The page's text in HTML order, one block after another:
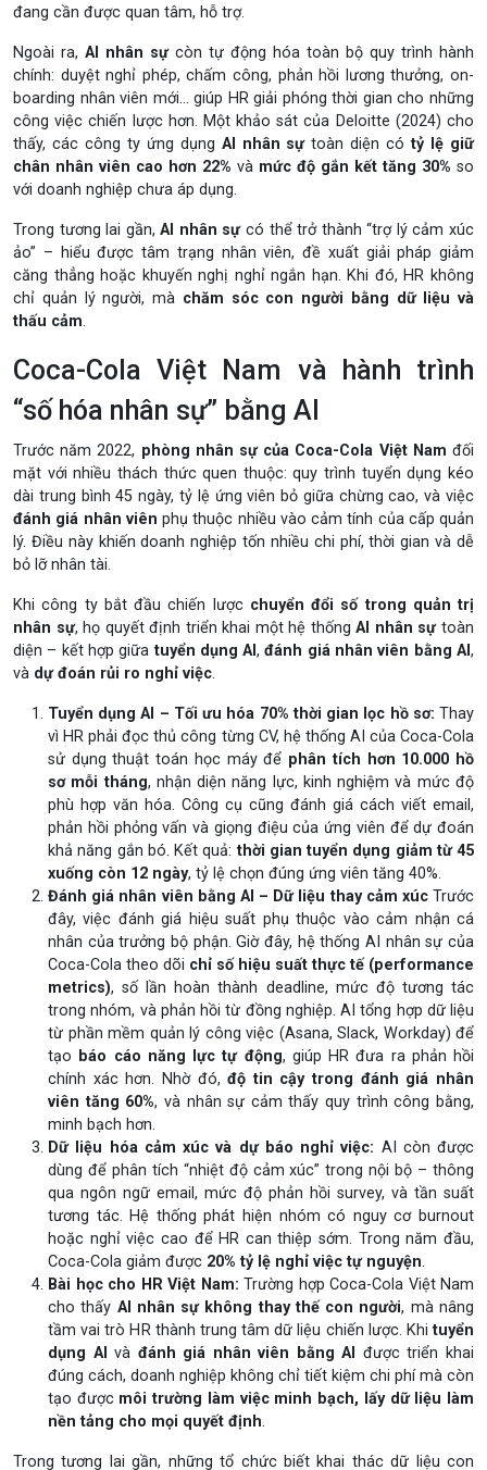
đang cần được quan tâm, hỗ trợ.
Ngoài ra, AI nhân sựcòn tự động hóa toàn bộ quy trình hành
chính: duyệt nghỉ phép, chấm công, phản hồi lương thưởng, on-
boarding nhân viên mới… giúp HR giải phóng thời gian cho những
công việc chiến lược hơn. Một khảo sát của Deloitte (2024) cho
thấy, các công ty ứng dụng AI nhân sựtoàn diện cótỷ lệ giữ
chân nhân viên cao hơn 22% và mức độ gắn kết tăng 30% so
với doanh nghiệp chưa áp dụng.
Trong tương lai gần,AI nhân sựcó thể trở thành “trợ lý cảm xúc
ảo” – hiểu được tâm trạng nhân viên, đề xuất giải pháp giảm
căng thẳng hoặc khuyến nghị nghỉ ngắn hạn. Khi đó, HR không
chỉ quản lý người, mà chăm sóc con người bằng dữ liệu và
thấu cảm.
Coca-Cola Việt Nam và hành trình
“số hóa nhân sự” bằng AI
Trước năm 2022, phòng nhân sự của Coca-Cola Việt Nam đối
mặt với nhiều thách thức quen thuộc: quy trình tuyển dụng kéo
dài trung bình 45 ngày, tỷ lệ ứng viên bỏ giữa chừng cao, và việc
đánh giá nhân viên phụ thuộc nhiều vào cảm tính của cấp quản
lý. Điều này khiến doanh nghiệp tốn nhiều chi phí, thời gian và dễ
bỏ lỡ nhân tài.
Khi công ty bắt đầu chiến lược chuyển đổi số trong quản trị
nhân sự, họ quyết định triển khai một hệ thốngAI nhân sựtoàn
diện – kết hợp giữatuyển dụng AI,đánh giá nhân viên bằng AI,
và dự đoán rủi ro nghỉ việc.
Tuyển dụng AI – Tối ưu hóa 70% thời gian lọc hồ sơ: Thay
vì HR phải đọc thủ công từng CV, hệ thống AI của Coca-Cola
sử dụng thuật toán học máy để phân tích hơn 10.000 hồ
sơ mỗi tháng, nhận diện năng lực, kinh nghiệm và mức độ
phù hợp văn hóa. Công cụ cũng đánh giá cách viết email,
phản hồi phỏng vấn và giọng điệu của ứng viên để dự đoán
khả năng gắn bó. Kết quả:thời gian tuyển dụng giảm từ 45
xuống còn 12 ngày, tỷ lệ chọn đúng ứng viên tăng 40%.
Đánh giá nhân viên bằng AI – Dữ liệu thay cảm xúc Trước
đây, việc đánh giá hiệu suất phụ thuộc vào cảm nhận cá
nhân của trưởng bộ phận. Giờ đây, hệ thống AI nhân sự của
Coca-Cola theo dõi chỉ số hiệu suất thực tế (performance
metrics), số lần hoàn thành deadline, mức độ tương tác
trong nhóm, và phản hồi từ đồng nghiệp. AI tổng hợp dữ liệu
từ phần mềm quản lý công việc (Asana, Slack, Workday) để
tạo báo cáo năng lực tự động, giúp HR đưa ra phản hồi
chính xác hơn. Nhờ đó,độ tin cậy trong đánh giá nhân
viên tăng 60%, và nhân sự cảm thấy quy trình công bằng,
minh bạch hơn.
Dữ liệu hóa cảm xúc và dự báo nghỉ việc: AI còn được
dùng để phân tích “nhiệt độ cảm xúc” trong nội bộ – thông
qua ngôn ngữ email, mức độ phản hồi survey, và tần suất
tương tác. Hệ thống phát hiện nhóm có nguy cơ burnout
hoặc nghỉ việc cao để HR can thiệp sớm. Trong năm đầu,
Coca-Cola giảm được 20% tỷ lệ nghỉ việc tự nguyện.
Bài học cho HR Việt Nam: Trường hợp Coca-Cola Việt Nam
cho thấy AI nhân sự không thay thế con người, mà nâng
tầm vai trò HR thành trung tâm dữ liệu chiến lược. Khituyển
dụng AI và đánh giá nhân viên bằng AI được triển khai
đúng cách, doanh nghiệp không chỉ tiết kiệm chi phí mà còn
tạo được môi trường làm việc minh bạch, lấy dữ liệu làm
nền tảng cho mọi quyết định.
Trong tương lai gần, những tổ chức biết khai thác dữ liệu con